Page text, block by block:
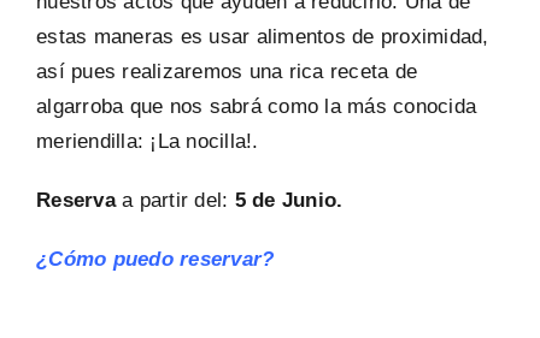
estas maneras es usar alimentos de proximidad,
así pues realizaremos una rica receta de
algarroba que nos sabrá como la más conocida
meriendilla: ¡La nocilla!.
Reservaa partir del: 5 de Junio.
¿Cómo puedo reservar?